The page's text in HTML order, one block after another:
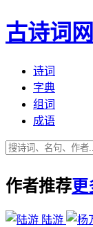
古诗词网
诗词
字典
组词
成语
作者推荐更
陆游